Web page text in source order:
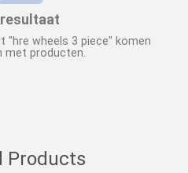
resultaat
"hre wheels 3 piece" komen
met producten.
Products